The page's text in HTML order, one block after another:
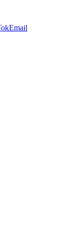
Email